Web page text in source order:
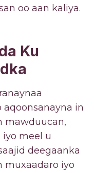
oo aan kaliya.
Ku
in
mawduucan,
iyo meel u
deegaanka
muxaadaro iyo